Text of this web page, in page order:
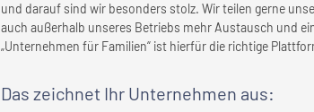
und darauf sind wir besonders stolz. Wir teilen gerne
auch außerhalb unseres Betriebs mehr Austausch und
„Unternehmen für Familien“ ist hierfür die richtige
Das zeichnet Ihr Unternehmen aus: